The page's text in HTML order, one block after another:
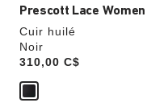
Prescott Lace Women
Cuir huilé
Noir
Price:
310,00 C$